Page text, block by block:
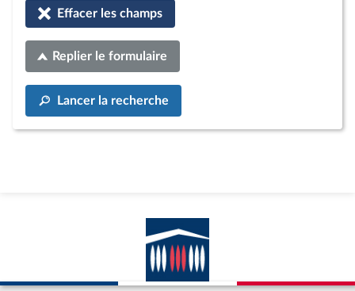
Effacer les champs
Replier le formulaire
Lancer la recherche